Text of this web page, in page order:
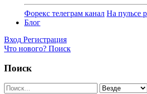
Форекс телеграм канал На пульсе
Блог
Вход Регистрация
Что нового? Поиск
Поиск